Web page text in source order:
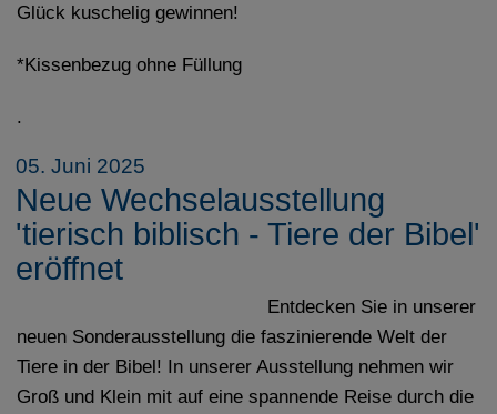
Glück kuschelig gewinnen!
*Kissenbezug ohne Füllung
.
05. Juni 2025
Neue Wechselausstellung
'tierisch biblisch - Tiere der Bibel'
eröffnet
Entdecken Sie in unserer
neuen Sonderausstellung die faszinierende Welt der
Tiere in der Bibel! In unserer Ausstellung nehmen wir
Groß und Klein mit auf eine spannende Reise durch die